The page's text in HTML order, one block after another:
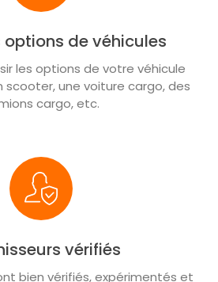
options de véhicules
les options de votre véhicule
scooter, une voiture cargo, des
cargo, etc.
vérifiés
bien vérifiés, expérimentés et